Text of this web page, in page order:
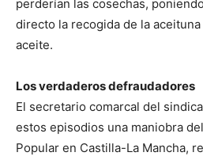
perderían las cosechas,
directo la recogida de la
aceite.
Los verdaderos defraudadores
El secretario comarcal del
estos episodios una maniobra
Popular en Castilla-La Mancha,